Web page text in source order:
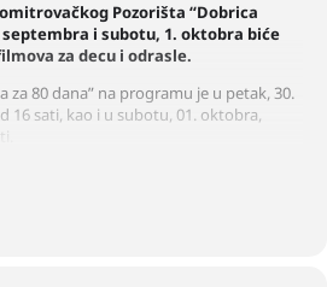
Pozorišta “Dobrica
i subotu, 1. oktobra biće
za decu i odrasle.
za 80 dana” na programu je u petak, 30.
16 sati, kao i u subotu, 01. oktobra,
18 i 20 sati.
projekcije iznosi 350 dinara, rezervacije